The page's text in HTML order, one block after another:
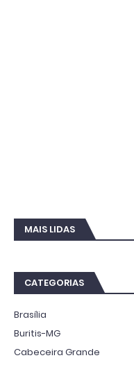
MAIS LIDAS
CATEGORIAS
Brasília
Buritis-MG
Cabeceira Grande